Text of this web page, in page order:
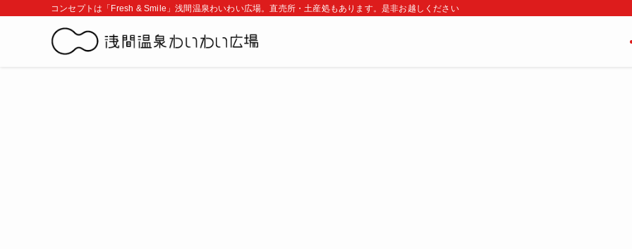
コンセプトは「Fresh & Smile」浅間温泉わいわい広場。直売所・土産処もあります。是非お越しください